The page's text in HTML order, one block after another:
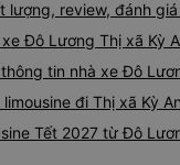
lượng, review, đánh
Đô Lương Thị xã Kỳ
tin nhà xe Đô
đi Thị xã Kỳ
Tết 2027 từ Đô